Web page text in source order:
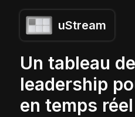
uStream
Un tableau
leadership
en temps réel